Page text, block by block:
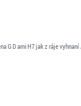
G D ami H7 jak z ráje vyhnaní